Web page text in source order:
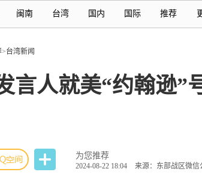
闽南 台湾 国内 国际 推荐
>台湾新闻
言人就美“约翰逊”
为您推荐
2024-08-22 18:04 来源：东部战区微信